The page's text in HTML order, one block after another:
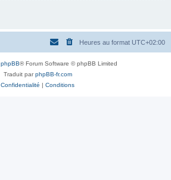
Heures au format UTC+02:00
phpBB® Forum Software © phpBB Limited
Traduit parphpBB-fr.com
Confidentialité | Conditions